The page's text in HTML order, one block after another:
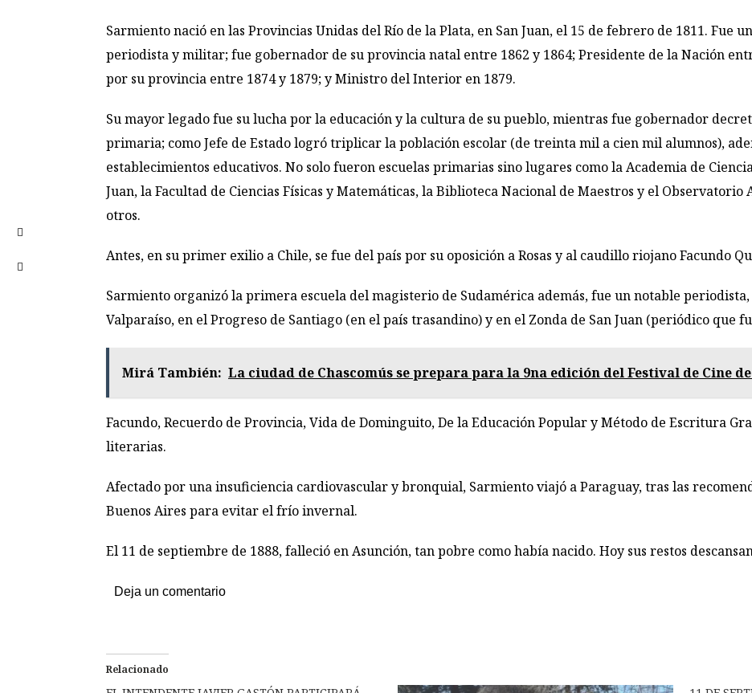
Sarmiento nació en las Provincias Unidas del Río de la Plata, en San Juan, el 15 de febrero de 1811. Fue
periodista y militar; fue gobernador de su provincia natal entre 1862 y 1864; Presidente de la Nación
por su provincia entre 1874 y 1879; y Ministro del Interior en 1879.
Su mayor legado fue su lucha por la educación y la cultura de su pueblo, mientras fue gobernador
primaria; como Jefe de Estado logró triplicar la población escolar (de treinta mil a cien mil alumnos),
establecimientos educativos. No solo fueron escuelas primarias sino lugares como la Academia de
Juan, la Facultad de Ciencias Físicas y Matemáticas, la Biblioteca Nacional de Maestros y el
otros.
Antes, en su primer exilio a Chile, se fue del país por su oposición a Rosas y al caudillo riojano Facundo
Sarmiento organizó la primera escuela del magisterio de Sudamérica además, fue un notable
Valparaíso, en el Progreso de Santiago (en el país trasandino) y en el Zonda de San Juan (periódico que
Mirá También: La ciudad de Chascomús se prepara para la 9na edición del Festival de Cine
Facundo, Recuerdo de Provincia, Vida de Dominguito, De la Educación Popular y Método de Escritura
literarias.
Afectado por una insuficiencia cardiovascular y bronquial, Sarmiento viajó a Paraguay, tras las
Buenos Aires para evitar el frío invernal.
El 11 de septiembre de 1888, falleció en Asunción, tan pobre como había nacido. Hoy sus restos
Deja un comentario
Relacionado